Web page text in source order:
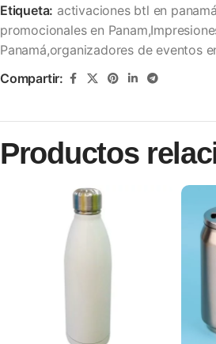
Etiqueta: activaciones btl en
promocionales en
Panamá,organizadores de eventos
Compartir:
Productos